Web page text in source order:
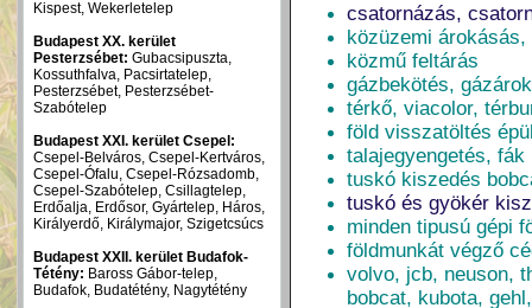
Kispest, Wekerletelep
Budapest XX. kerület
Pesterzsébet: Gubacsipuszta,
Kossuthfalva, Pacsirtatelep,
Pesterzsébet, Pesterzsébet-
Szabótelep
Budapest XXI. kerület Csepel:
Csepel-Belváros, Csepel-Kertváros,
Csepel-Ófalu, Csepel-Rózsadomb,
Csepel-Szabótelep, Csillagtelep,
Erdőalja, Erdősor, Gyártelep, Háros,
Királyerdő, Királymajor, Szigetcsúcs
Budapest XXII. kerület Budafok-
Tétény: Baross Gábor-telep,
Budafok, Budatétény, Nagytétény
csatornázás,
közüzemi
közmű feltárás
gázbekötés,
térkő, viacolor,
föld visszatöltés
talajegyengetés,
tuskó kiszedés
tuskó és gyökér
minden tipusú gépi
földmunkát végző
volvo, jcb, neuson,
bobcat, kubota,